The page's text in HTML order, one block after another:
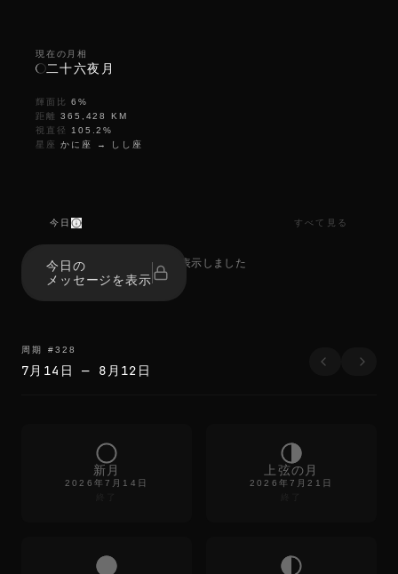
現在の月相
二十六夜月
輝面比 6%
距離
365,428
KM
視直径
105.2%
星座
かに座 → しし座
今日 すべて見る
a
l
o
o
n
e
今日の
メッセージを表示
0人が表示しました
周期 #328
7月14日 — 8月12日
新月
2026年7月14日
上弦の月
2026年7月21日